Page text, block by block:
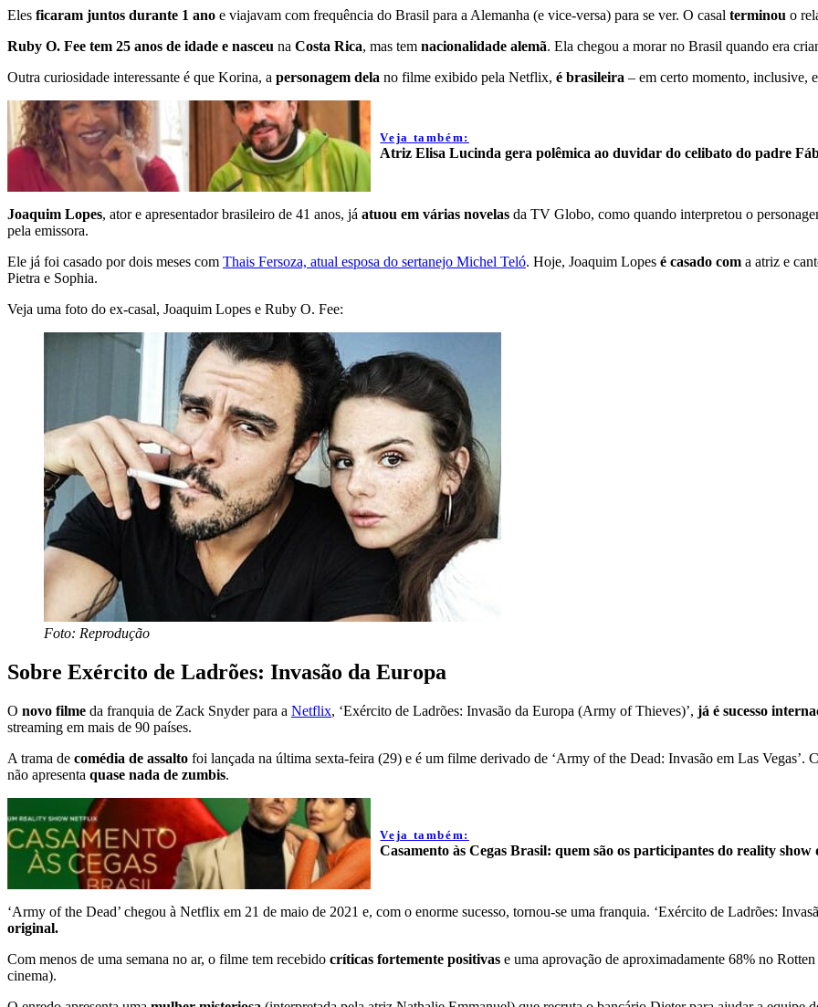
Eles ficaram juntos durante 1 ano e viajavam com frequência do Brasil para a Alemanha (e vice-versa) para se ver. O casal terminou o
Ruby O. Fee tem 25 anos de idade e nasceu na Costa Rica, mas tem nacionalidade alemã. Ela chegou a morar no Brasil quando era
Outra curiosidade interessante é que Korina, a personagem dela no filme exibido pela Netflix, é brasileira – em certo momento, inclusive,
Veja também:
Atriz Elisa Lucinda gera polêmica ao duvidar do celibato do padre
Joaquim Lopes, ator e apresentador brasileiro de 41 anos, já atuou em várias novelas da TV Globo, como quando interpretou o
pela emissora.
Ele já foi casado por dois meses com Thais Fersoza, atual esposa do sertanejo Michel Teló. Hoje, Joaquim Lopes é casado com a atriz e
Pietra e Sophia.
Veja uma foto do ex-casal, Joaquim Lopes e Ruby O. Fee:
Foto: Reprodução
Sobre Exército de Ladrões: Invasão da Europa
O novo filme da franquia de Zack Snyder para a Netflix, ‘Exército de Ladrões: Invasão da Europa (Army of Thieves)’, já é sucesso
streaming em mais de 90 países.
A trama de comédia de assalto foi lançada na última sexta-feira (29) e é um filme derivado de ‘Army of the Dead: Invasão em Las Vegas’.
não apresenta quase nada de zumbis.
Veja também:
Casamento às Cegas Brasil: quem são os participantes do reality show
‘Army of the Dead’ chegou à Netflix em 21 de maio de 2021 e, com o enorme sucesso, tornou-se uma franquia. ‘Exército de Ladrões:
original.
Com menos de uma semana no ar, o filme tem recebido críticas fortemente positivas e uma aprovação de aproximadamente 68% no
cinema).